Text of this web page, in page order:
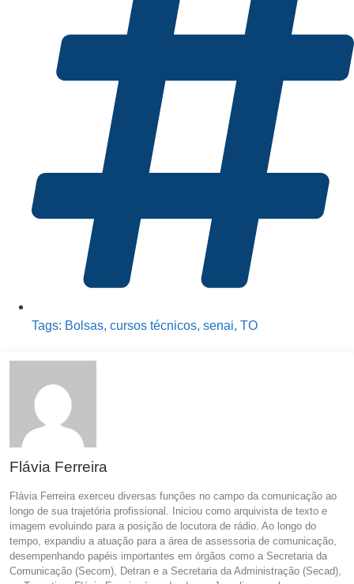
Tags: Bolsas, cursos técnicos, senai, TO
Flávia Ferreira
Flávia Ferreira exerceu diversas funções no campo da comunicação ao
longo de sua trajetória profissional. Iniciou como arquivista de texto e
imagem evoluindo para a posição de locutora de rádio. Ao longo do
tempo, expandiu a atuação para a área de assessoria de comunicação,
desempenhando papéis importantes em órgãos como a Secretaria da
Comunicação (Secom), Detran e a Secretaria da Administração (Secad),